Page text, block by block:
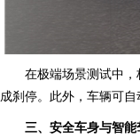
在极端场景测试中
成刹停。此外，车辆可
三、安全车身与智